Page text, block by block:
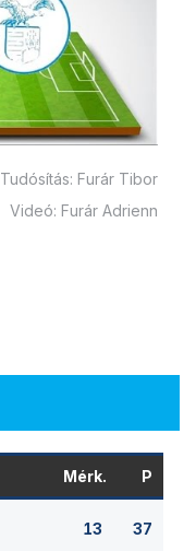
Tudósítás: Furár Tibor
Videó: Furár Adrienn
Mérk. P
13 37